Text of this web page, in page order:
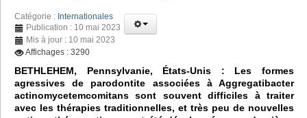
Catégorie : Internationales
Publication : 10 mai 2023
Mis à jour : 10 mai 2023
Affichages : 3290
BETHLEHEM, Pennsylvanie, États-Unis : Les formes
agressives de parodontite associées à Aggregatibacter
actinomycetemcomitans sont souvent difficiles à traiter
avec les thérapies traditionnelles, et très peu de nouvelles